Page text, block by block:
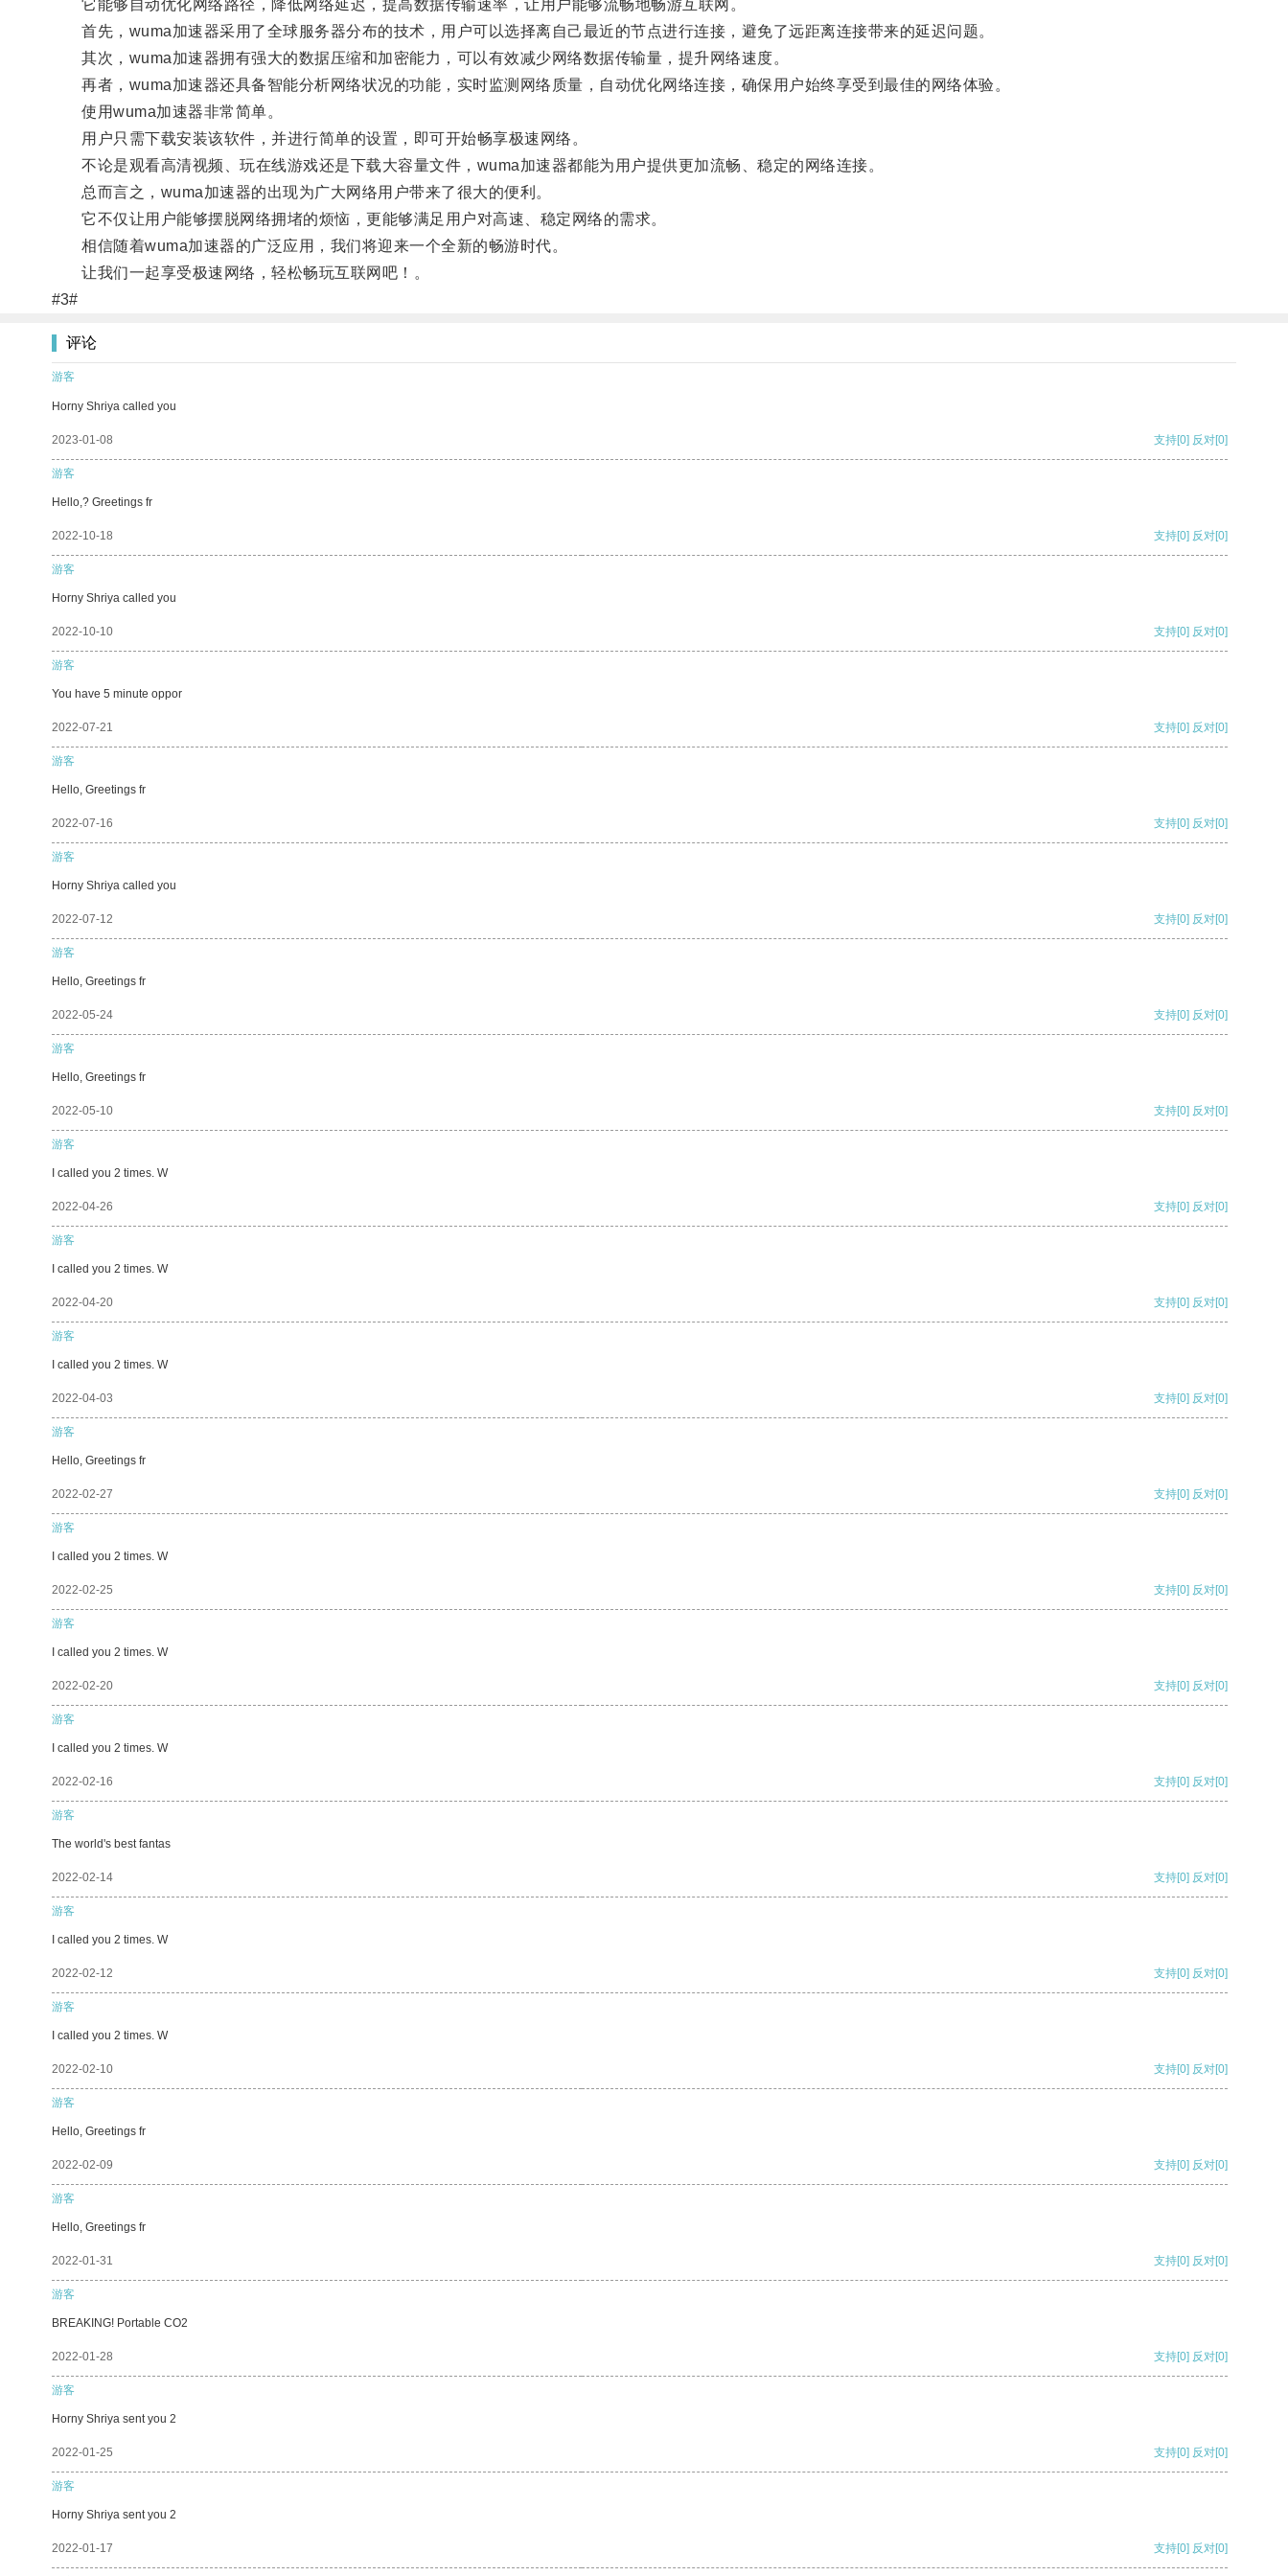
它能够自动优化网络路径，降低网络延迟，提高数据传输速率，让用户能够流畅地畅游互联网。
首先，wuma加速器采用了全球服务器分布的技术，用户可以选择离自己最近的节点进行连接，避免了远距离连接带来的延迟问题。
其次，wuma加速器拥有强大的数据压缩和加密能力，可以有效减少网络数据传输量，提升网络速度。
再者，wuma加速器还具备智能分析网络状况的功能，实时监测网络质量，自动优化网络连接，确保用户始终享受到最佳的网络体验。
使用wuma加速器非常简单。
用户只需下载安装该软件，并进行简单的设置，即可开始畅享极速网络。
不论是观看高清视频、玩在线游戏还是下载大容量文件，wuma加速器都能为用户提供更加流畅、稳定的网络连接。
总而言之，wuma加速器的出现为广大网络用户带来了很大的便利。
它不仅让用户能够摆脱网络拥堵的烦恼，更能够满足用户对高速、稳定网络的需求。
相信随着wuma加速器的广泛应用，我们将迎来一个全新的畅游时代。
让我们一起享受极速网络，轻松畅玩互联网吧！。
#3#
评论
游客
Horny Shriya called you
2023-01-08 支持[0] 反对[0]
游客
Hello,? Greetings fr
2022-10-18 支持[0] 反对[0]
游客
Horny Shriya called you
2022-10-10 支持[0] 反对[0]
游客
You have 5 minute oppor
2022-07-21 支持[0] 反对[0]
游客
Hello, Greetings fr
2022-07-16 支持[0] 反对[0]
游客
Horny Shriya called you
2022-07-12 支持[0] 反对[0]
游客
Hello, Greetings fr
2022-05-24 支持[0] 反对[0]
游客
Hello, Greetings fr
2022-05-10 支持[0] 反对[0]
游客
I called you 2 times. W
2022-04-26 支持[0] 反对[0]
游客
I called you 2 times. W
2022-04-20 支持[0] 反对[0]
游客
I called you 2 times. W
2022-04-03 支持[0] 反对[0]
游客
Hello, Greetings fr
2022-02-27 支持[0] 反对[0]
游客
I called you 2 times. W
2022-02-25 支持[0] 反对[0]
游客
I called you 2 times. W
2022-02-20 支持[0] 反对[0]
游客
I called you 2 times. W
2022-02-16 支持[0] 反对[0]
游客
The world's best fantas
2022-02-14 支持[0] 反对[0]
游客
I called you 2 times. W
2022-02-12 支持[0] 反对[0]
游客
I called you 2 times. W
2022-02-10 支持[0] 反对[0]
游客
Hello, Greetings fr
2022-02-09 支持[0] 反对[0]
游客
Hello, Greetings fr
2022-01-31 支持[0] 反对[0]
游客
BREAKING! Portable CO2
2022-01-28 支持[0] 反对[0]
游客
Horny Shriya sent you 2
2022-01-25 支持[0] 反对[0]
游客
Horny Shriya sent you 2
2022-01-17 支持[0] 反对[0]